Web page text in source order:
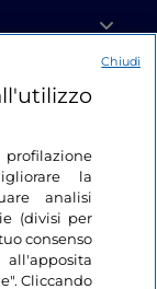
la
analisi
(divisi per
consenso
Cliccando
Chiudi